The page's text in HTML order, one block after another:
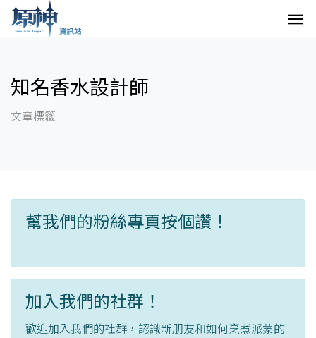
知名香水設計師
文章標籤
幫我們的粉絲專頁按個讚！
加入我們的社群！
歡迎加入我們的社群，認識新朋友和如何烹煮派蒙的